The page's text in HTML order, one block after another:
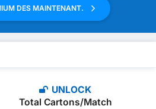
DES MAINTENANT.
UNLOCK
Total Cartons/Match